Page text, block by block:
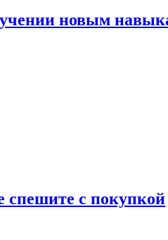
новым
спешите с покупкой